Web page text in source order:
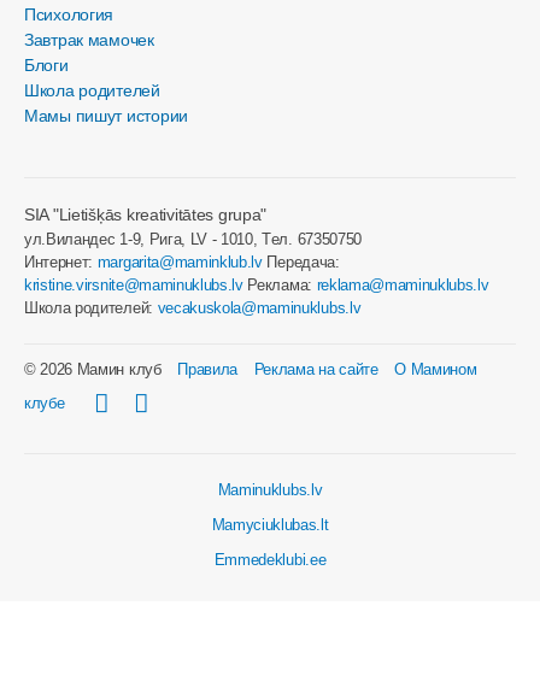
Психология
Завтрак мамочек
Блоги
Школа родителей
Мамы пишут истории
SIA "Lietišķās kreativitātes grupa"
ул.Виландес 1-9, Рига, LV - 1010, Tел. 67350750
Интернет: margarita@maminklub.lvПередача:
kristine.virsnite@maminuklubs.lvРеклама: reklama@maminuklubs.lv
Школа родителей: vecakuskola@maminuklubs.lv
© 2026 Мамин клуб Правила Реклама на сайте
О Мамином
клубе
Maminuklubs.lv
Mamyciuklubas.lt
Emmedeklubi.ee